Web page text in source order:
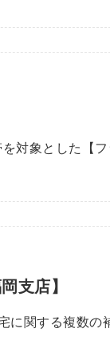
対象とした【
支店】
に関する複数